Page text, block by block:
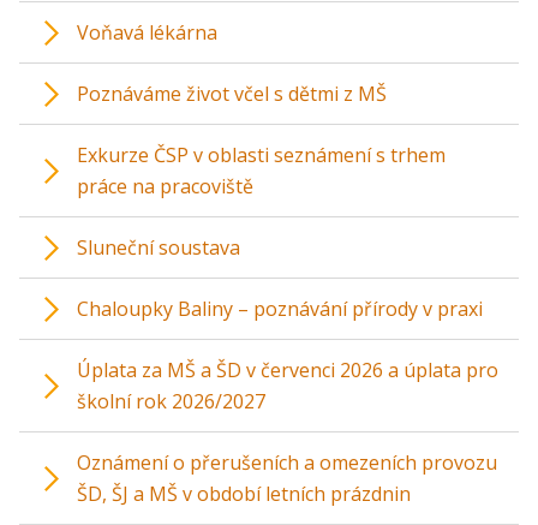
Voňavá lékárna
Poznáváme život včel s dětmi z MŠ
Exkurze ČSP v oblasti seznámení s trhem
práce na pracoviště
Sluneční soustava
Chaloupky Baliny – poznávání přírody v praxi
Úplata za MŠ a ŠD v červenci 2026 a úplata pro
školní rok 2026/2027
Oznámení o přerušeních a omezeních provozu
ŠD, ŠJ a MŠ v období letních prázdnin